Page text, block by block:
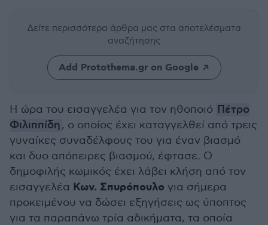
Δείτε περισσότερα άρθρα μας στα αποτελέσματα
αναζήτησης
Add Protothema.gr on Google
Η ώρα του εισαγγελέα για τον ηθοποιό Πέτρο
Φιλιππίδη, ο οποίος έχει καταγγελθεί από τρεις
γυναίκες συναδέλφους του για έναν βιασμό
και δυο απόπειρες βιασμού, έφτασε. Ο
δημοφιλής κωμικός έχει λάβει κλήση από τον
εισαγγελέα Κων. Σπυρόπουλο για σήμερα
προκειμένου να δώσει εξηγήσεις ως ύποπτος
για τα παραπάνω τρία αδικήματα, τα οποία